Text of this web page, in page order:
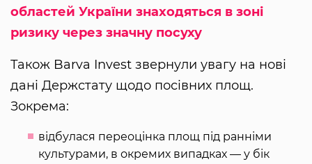
областей України знаходяться в зоні
ризику через значну посуху
Також Barva Invest звернули увагу на нові
дані Держстату щодо посівних площ.
Зокрема:
відбулася переоцінка площ під ранніми
культурами, в окремих випадках — у бік